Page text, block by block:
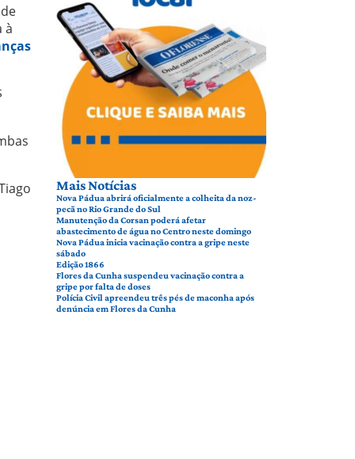
à
Mais Notícias
Nova Pádua abrirá oficialmente a colheita da noz-
pecã no Rio Grande do Sul
Manutenção da Corsan poderá afetar
abastecimento de água no Centro neste domingo
Nova Pádua inicia vacinação contra a gripe neste
sábado
Edição 1866
Flores da Cunha suspendeu vacinação contra a
gripe por falta de doses
Polícia Civil apreendeu três pés de maconha após
denúncia em Flores da Cunha